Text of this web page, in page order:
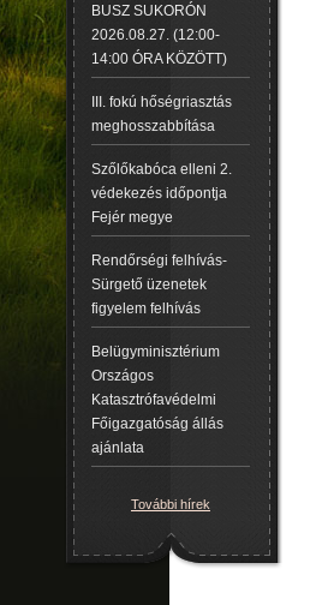
BUSZ SUKORÓN
2026.08.27. (12:00-
14:00 ÓRA KÖZÖTT)
III. fokú hőségriasztás
meghosszabbítása
Szőlőkabóca elleni 2.
védekezés időpontja
Fejér megye
Rendőrségi felhívás-
Sürgető üzenetek
figyelem felhívás
Belügyminisztérium
Országos
Katasztrófavédelmi
Főigazgatóság állás
ajánlata
További hírek